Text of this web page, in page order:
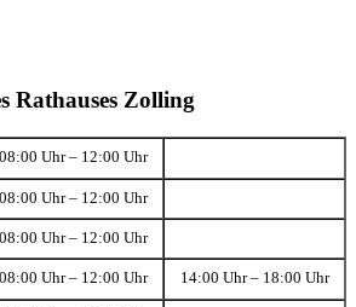
Rathauses Zolling
08:00 Uhr – 12:00 Uhr
08:00 Uhr – 12:00 Uhr
08:00 Uhr – 12:00 Uhr
08:00 Uhr – 12:00 Uhr 14:00 Uhr – 18:00 Uhr